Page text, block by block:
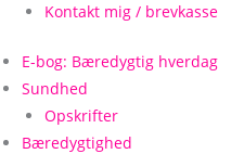
Kontakt mig / brevkasse
E-bog: Bæredygtig hverdag
Sundhed
Opskrifter
Bæredygtighed